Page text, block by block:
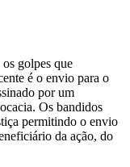
golpes que
é o envio para o
por um
Os bandidos
permitindo o envio
da ação, do